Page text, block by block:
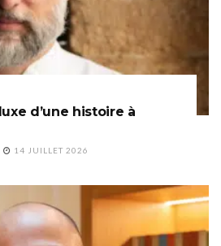
d’une histoire à
14 JUILLET 2026